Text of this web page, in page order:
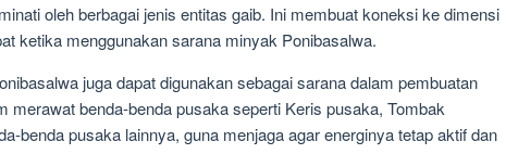
oleh berbagai jenis entitas gaib. Ini membuat koneksi ke dimensi
ketika menggunakan sarana minyak Ponibasalwa.
juga dapat digunakan sebagai sarana dalam pembuatan
merawat benda-benda pusaka seperti Keris pusaka, Tombak
benda pusaka lainnya, guna menjaga agar energinya tetap aktif dan